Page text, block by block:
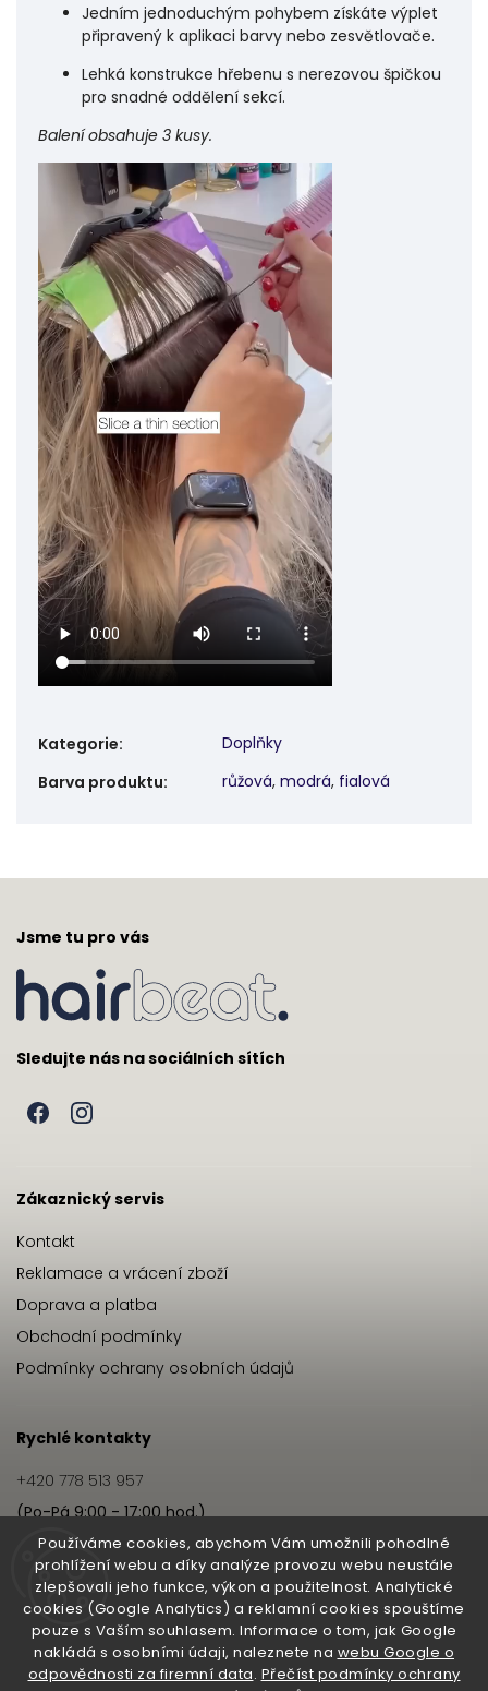
Používáme cookies, abychom Vám umožnili pohodlné
prohlížení webu a díky analýze provozu webu neustále
zlepšovali jeho funkce, výkon a použitelnost. Analytické
cookies (Google Analytics) a reklamní cookies spouštíme
pouze s Vaším souhlasem. Informace o tom, jak Google
nakládá s osobními údaji, naleznete na webu Google o
odpovědnosti za firemní data. Přečíst podmínky ochrany
Jedním jednoduchým pohybem získáte výplet
připravený k aplikaci barvy nebo zesvětlovače.
Lehká konstrukce hřebenu s nerezovou špičkou
pro snadné oddělení sekcí.
Balení obsahuje 3 kusy.
Kategorie:
Doplňky
Barva produktu: růžová, modrá, fialová
Jsme tu pro vás
Sledujte nás na sociálních sítích
Zákaznický servis
Kontakt
Reklamace a vrácení zboží
Doprava a platba
Obchodní podmínky
Podmínky ochrany osobních údajů
Rychlé kontakty
+420 778 513 957
(Po-Pá 9:00 - 17:00 hod.)
info@hairbeat.cz
Hairbeat
O nás
Pro salony